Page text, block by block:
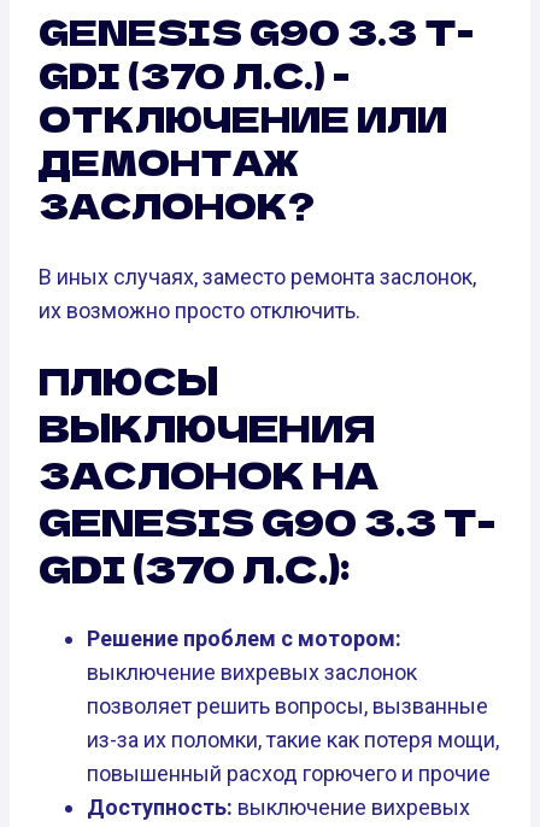
GENESIS G90 3.3 T-
GDI (370 Л.С.) -
ОТКЛЮЧЕНИЕ ИЛИ
ДЕМОНТАЖ
ЗАСЛОНОК?
В иных случаях, заместо ремонта заслонок,
их возможно просто отключить.
ПЛЮСЫ
ВЫКЛЮЧЕНИЯ
ЗАСЛОНОК НА
GENESIS G90 3.3 T-
GDI (370 Л.С.):
Решение проблем с мотором:
выключение вихревых заслонок
позволяет решить вопросы, вызванные
из-за их поломки, такие как потеря мощи,
повышенный расход горючего и прочие
Доступность: выключение вихревых